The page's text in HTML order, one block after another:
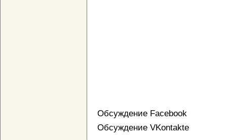
Обсуждение Facebook
Обсуждение VKontakte